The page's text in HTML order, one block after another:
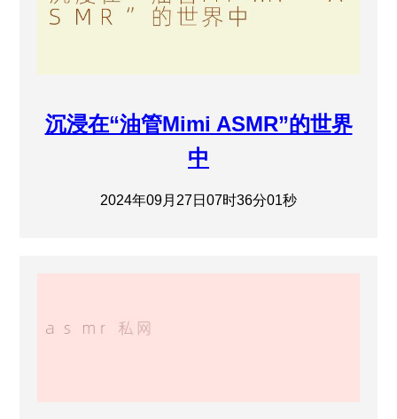
沉浸在“油管Mimi ASMR”的世界
中
2024年09月27日07时36分01秒